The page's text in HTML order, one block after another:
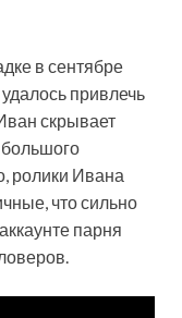
в сентябре
привлечь
скрывает
ролики Ивана
что сильно
парня